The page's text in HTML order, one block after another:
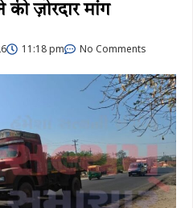
की ज़ोरदार मांग
11:18 pm No Comments